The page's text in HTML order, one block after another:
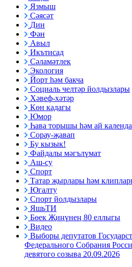
Язмыш
Сәясәт
Дин
Фән
Авыл
Икътисад
Сәламәтлек
Экология
Йорт һәм бакча
Социаль челтәр йолдызлары
Хәвеф-хәтәр
Көн кадагы
Юмор
Һава торышы һәм ай
Сорау-җавап
Бу кызык!
Файдалы мәгълүмат
Аш-су
Спорт
Татар җырлары һәм
Югалту
Спорт йолдызлары
ЯшьТИ
Бөек Җиңүнең 80 еллыгы
Видео
Выборы депутатов
Федерального Собрания
девятого созыва 20.09.2026